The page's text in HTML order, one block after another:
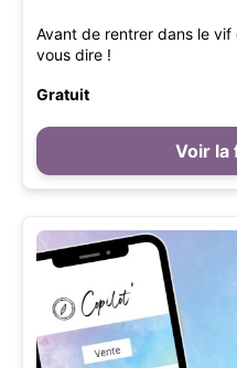
Avant de rentrer dans le
vous dire !
Gratuit
Voir la